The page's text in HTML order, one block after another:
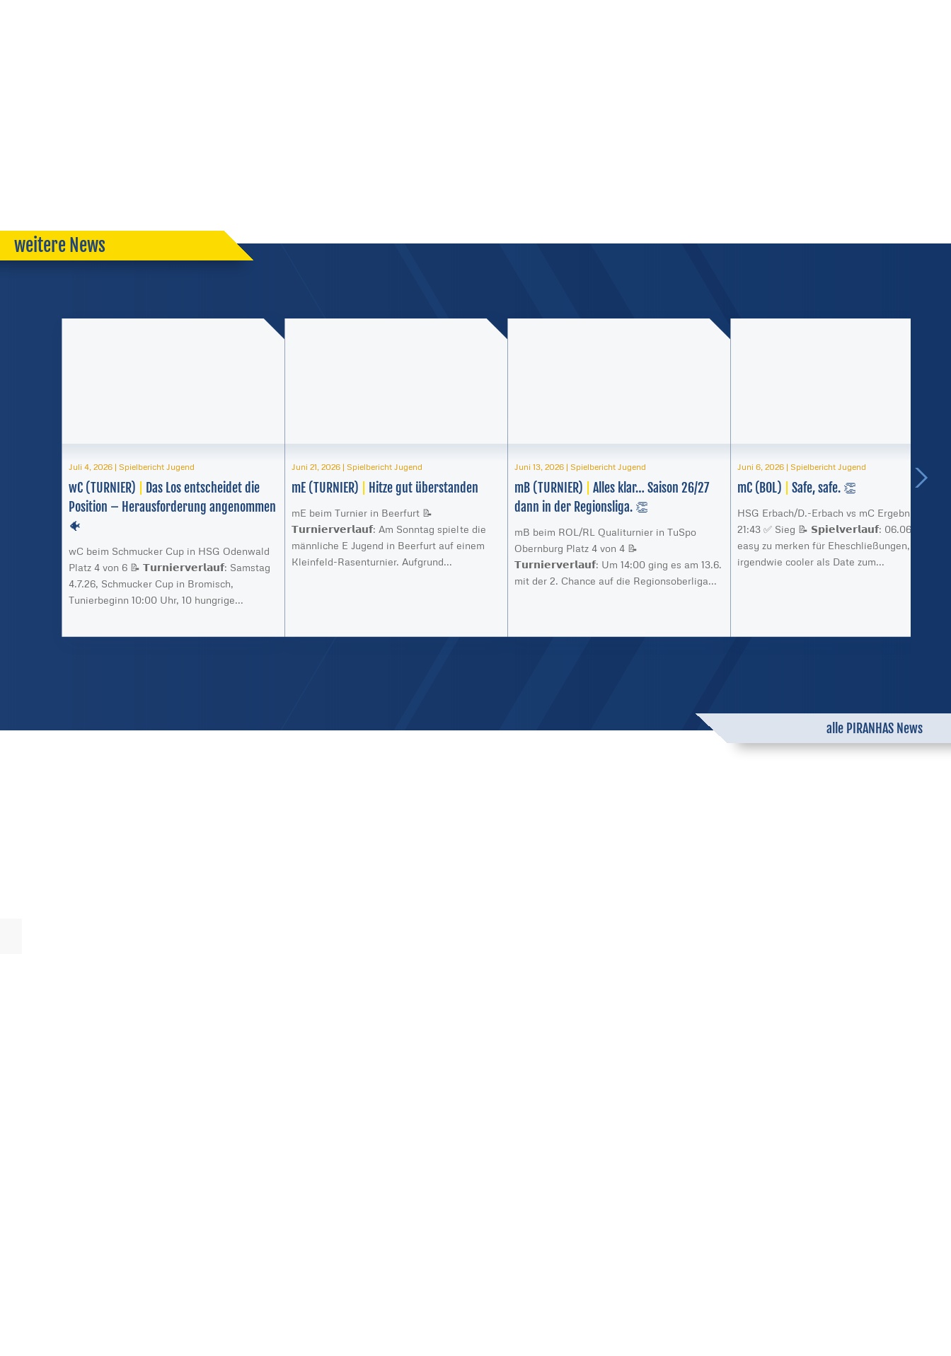
weitere News
Juli 4, 2026 | Spielbericht Jugend
wC (TURNIER)
Das Los entscheidet die
Position – Herausforderung angenommen
🐠
wC beim Schmucker Cup in HSG Odenwald
Platz 4 von 6 📝 𝗧𝘂𝗿𝗻𝗶𝗲𝗿𝘃𝗲𝗿𝗹𝗮𝘂𝗳: Samstag
4.7.26, Schmucker Cup in Bromisch,
Tunierbeginn 10:00 Uhr, 10 hungrige...
Juni 21, 2026 | Spielbericht Jugend
mE (TURNIER) Hitze gut überstanden
mE beim Turnier in Beerfurt 📝
𝗧𝘂𝗿𝗻𝗶𝗲𝗿𝘃𝗲𝗿𝗹𝗮𝘂𝗳: Am Sonntag spielte die
männliche E Jugend in Beerfurt auf einem
Kleinfeld-Rasenturnier. Aufgrund...
Juni 13, 2026 | Spielbericht Jugend
mB (TURNIER) |Alles klar… Saison 26/27
dann in der Regionsliga. 👏
mB beim ROL/RL Qualiturnier in TuSpo
Obernburg Platz 4 von 4 📝
𝗧𝘂𝗿𝗻𝗶𝗲𝗿𝘃𝗲𝗿𝗹𝗮𝘂𝗳: Um 14:00 ging es am 13.6.
mit der 2. Chance auf die Regionsoberliga...
Juni 6, 2026 | Spielbericht Jugend
mC (BOL) |Safe, safe. 👏
HSG Erbach/D.-Erbach vs mC Ergebnis:
21:43 ✅ Sieg 📝 𝗦𝗽𝗶𝗲𝗹𝘃𝗲𝗿𝗹𝗮𝘂𝗳: 06.06.26,
easy zu merken für Eheschließungen, aber
irgendwie cooler als Date zum...
alle PIRANHAS News